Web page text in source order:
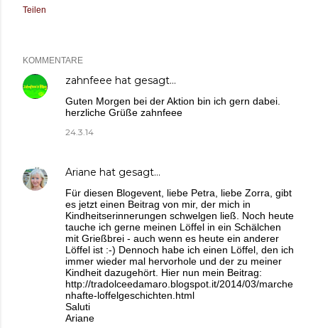
Teilen
KOMMENTARE
zahnfeee hat gesagt…
Guten Morgen bei der Aktion bin ich gern dabei.
herzliche Grüße zahnfeee
24.3.14
Ariane hat gesagt…
Für diesen Blogevent, liebe Petra, liebe Zorra, gibt
es jetzt einen Beitrag von mir, der mich in
Kindheitserinnerungen schwelgen ließ. Noch heute
tauche ich gerne meinen Löffel in ein Schälchen
mit Grießbrei - auch wenn es heute ein anderer
Löffel ist :-) Dennoch habe ich einen Löffel, den ich
immer wieder mal hervorhole und der zu meiner
Kindheit dazugehört. Hier nun mein Beitrag:
http://tradolceedamaro.blogspot.it/2014/03/marche
nhafte-loffelgeschichten.html
Saluti
Ariane